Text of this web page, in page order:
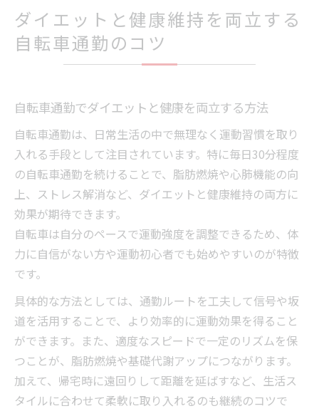
ダイエットと健康維持を両立する
自転車通勤のコツ
自転車通勤でダイエットと健康を両立する方法
自転車通勤は、日常生活の中で無理なく運動習慣を取り
入れる手段として注目されています。特に毎日30分程度
の自転車通勤を続けることで、脂肪燃焼や心肺機能の向
上、ストレス解消など、ダイエットと健康維持の両方に
効果が期待できます。
自転車は自分のペースで運動強度を調整できるため、体
力に自信がない方や運動初心者でも始めやすいのが特徴
です。
具体的な方法としては、通勤ルートを工夫して信号や坂
道を活用することで、より効率的に運動効果を得ること
ができます。また、適度なスピードで一定のリズムを保
つことが、脂肪燃焼や基礎代謝アップにつながります。
加えて、帰宅時に遠回りして距離を延ばすなど、生活ス
タイルに合わせて柔軟に取り入れるのも継続のコツで